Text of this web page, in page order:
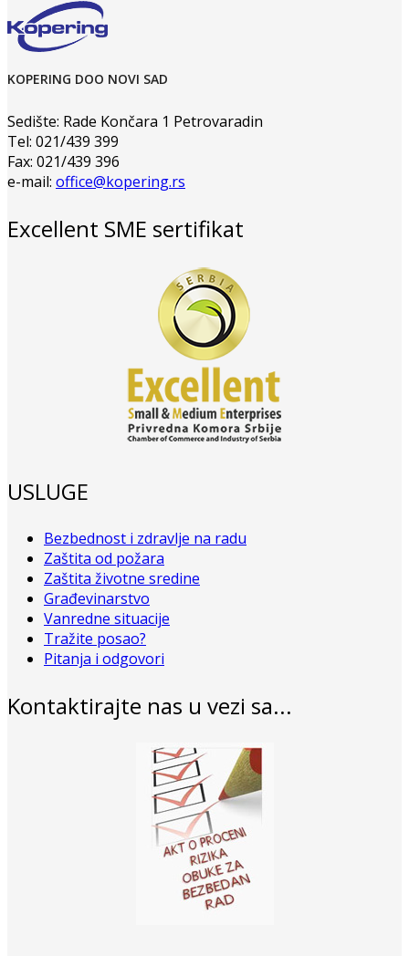
KOPERING DOO NOVI SAD
Sedište: Rade Končara 1 Petrovaradin
Tel: 021/439 399
Fax: 021/439 396
e-mail: office@kopering.rs
Excellent SME sertifikat
USLUGE
Bezbednost i zdravlje na radu
Zaštita od požara
Zaštita životne sredine
Građevinarstvo
Vanredne situacije
Tražite posao?
Pitanja i odgovori
Kontaktirajte nas u vezi sa...